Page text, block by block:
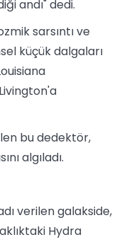
andı" dedi.
sarsıntı ve
küçük dalgaları
bu dedektör,
algıladı.
verilen galakside,
Hydra